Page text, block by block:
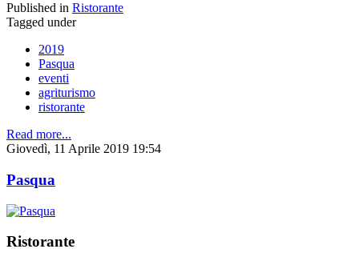
Published in Ristorante
Tagged under
2019
Pasqua
eventi
agriturismo
ristorante
Read more...
Giovedì, 11 Aprile 2019 19:54
Pasqua
Ristorante